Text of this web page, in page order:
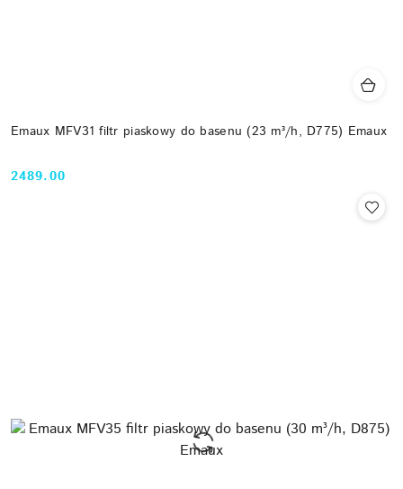
Emaux MFV31 filtr piaskowy do basenu (23 m³/h, D775) Emaux
Cena:
2489.00